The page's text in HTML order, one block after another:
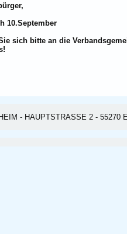
10.September
sich bitte an die
- HAUPTSTRASSE 2 - 55270